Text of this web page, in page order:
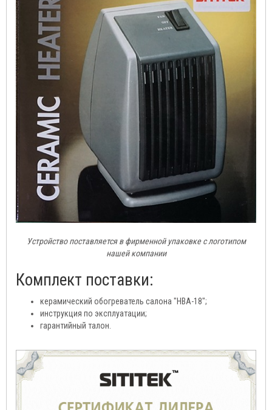
Устройство поставляется в фирменной упаковке с логотипом
нашей компании
Комплект поставки:
керамический обогреватель салона "HBA-18";
инструкция по эксплуатации;
гарантийный талон.